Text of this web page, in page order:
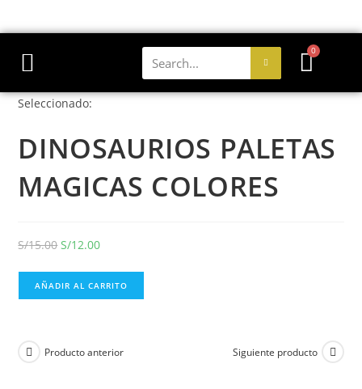
0
Seleccionado:
DINOSAURIOS PALETAS
MAGICAS COLORES
S/15.00 S/12.00
AÑADIR AL CARRITO
Producto anterior Siguiente producto